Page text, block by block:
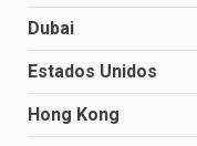
Dubai
Estados Unidos
Hong Kong